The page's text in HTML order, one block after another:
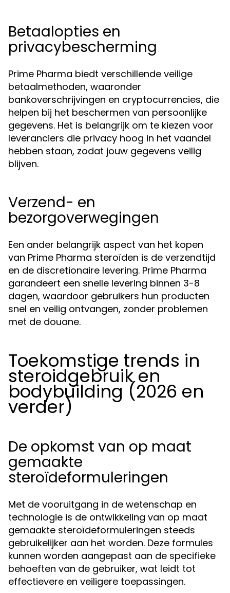
Betaalopties en
privacybescherming
Prime Pharma biedt verschillende veilige
betaalmethoden, waaronder
bankoverschrijvingen en cryptocurrencies, die
helpen bij het beschermen van persoonlijke
gegevens. Het is belangrijk om te kiezen voor
leveranciers die privacy hoog in het vaandel
hebben staan, zodat jouw gegevens veilig
blijven.
Verzend- en
bezorgoverwegingen
Een ander belangrijk aspect van het kopen
van Prime Pharma steroïden is de verzendtijd
en de discretionaire levering. Prime Pharma
garandeert een snelle levering binnen 3-8
dagen, waardoor gebruikers hun producten
snel en veilig ontvangen, zonder problemen
met de douane.
Toekomstige trends in
steroidgebruik en
bodybuilding (2026 en
verder)
De opkomst van op maat
gemaakte
steroïdeformuleringen
Met de vooruitgang in de wetenschap en
technologie is de ontwikkeling van op maat
gemaakte steroïdeformuleringen steeds
gebruikelijker aan het worden. Deze formules
kunnen worden aangepast aan de specifieke
behoeften van de gebruiker, wat leidt tot
effectievere en veiligere toepassingen.